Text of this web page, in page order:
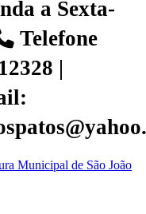
a Sexta-
Telefone
|
Municipal de São João